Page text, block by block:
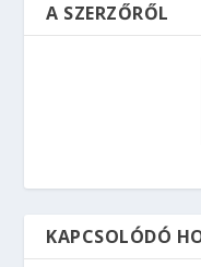
A SZERZŐRŐL
KAPCSOLÓDÓ